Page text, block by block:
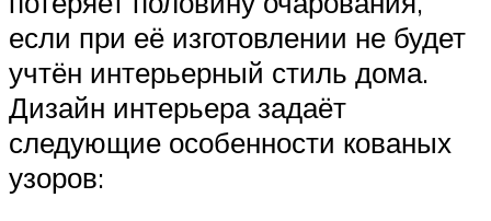
если при её изготовлении не будет
учтён интерьерный стиль дома.
Дизайн интерьера задаёт
следующие особенности кованых
узоров: